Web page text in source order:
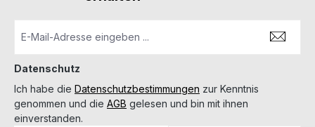
Datenschutz
Ich habe die Datenschutzbestimmungen zur Kenntnis
genommen und die AGB gelesen und bin mit ihnen
einverstanden.